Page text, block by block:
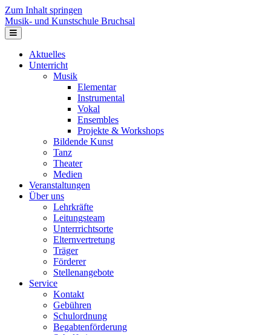
Zum Inhalt springen
Musik- und Kunstschule Bruchsal
Navigation
Aktuelles
Unterricht
Musik
Elementar
Instrumental
Vokal
Ensembles
Projekte & Workshops
Bildende Kunst
Tanz
Theater
Medien
Veranstaltungen
Über uns
Lehrkräfte
Leitungsteam
Unterrrichtsorte
Elternvertretung
Träger
Förderer
Stellenangebote
Service
Kontakt
Gebühren
Schulordnung
Begabtenförderung